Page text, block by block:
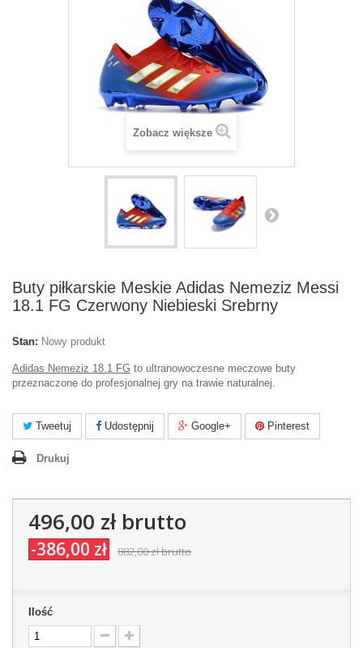
Zobacz większe
Buty piłkarskie Meskie Adidas Nemeziz Messi
18.1 FG Czerwony Niebieski Srebrny
Stan: Nowy produkt
Adidas Nemeziz 18.1 FG to ultranowoczesne meczowe buty
przeznaczone do profesjonalnej gry na trawie naturalnej.
Tweetuj Udostępnij Google+ Pinterest
Drukuj
496,00 złbrutto
-386,00 zł 882,00 złbrutto
Ilość